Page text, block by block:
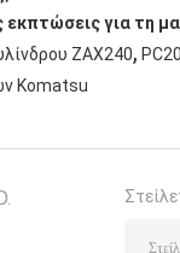
για τη
ZAX240,
Komatsu